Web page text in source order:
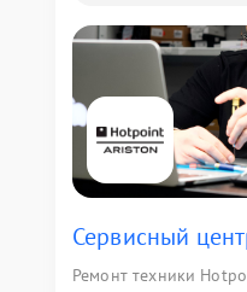
Сервисный
Ремонт техники